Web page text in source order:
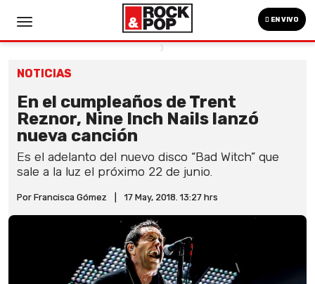
EN VIVO
NOTICIAS
En el cumpleaños de Trent
Reznor, Nine Inch Nails lanzó
nueva canción
Es el adelanto del nuevo disco “Bad Witch” que
sale a la luz el próximo 22 de junio.
Por Francisca Gómez 17 May, 2018. 13:27 hrs